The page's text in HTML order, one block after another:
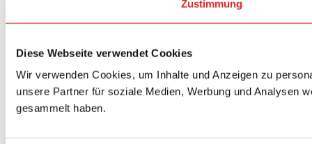
Zustimmung
Diese Webseite verwendet Cookies
Wir verwenden Cookies, um Inhalte und Anzeigen zu
unsere Partner für soziale Medien, Werbung und Analysen
gesammelt haben.